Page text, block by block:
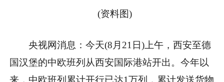
(资料图)
央视网消息：今天(8月21日)上午，西安至德
国汉堡的中欧班列从西安国际港站开出。今年以
来，中欧班列累计开行已达1万列，累计发送货物